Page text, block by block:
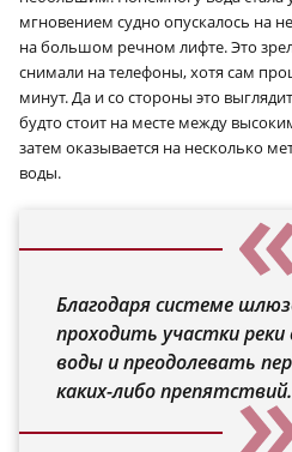
мгновением судно опускалось на
на большом речном лифте. Это
снимали на телефоны, хотя сам
минут. Да и со стороны это
будто стоит на месте между
затем оказывается на несколько
воды.
Благодаря системе
проходить участки
воды и преодолевать
каких-либо препятствий.